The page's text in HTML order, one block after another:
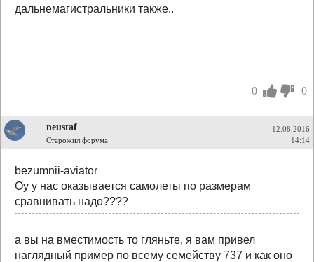
дальнемагистральники также..
0 0
neustaf
Старожил форума
12.08.2016
14:14
bezumnii-aviator
Оу у нас оказывается самолеты по размерам
сравнивать надо????
а вы на вместимость то гляньте, я вам привел
наглядный пример по всему семейству 737 и как оно